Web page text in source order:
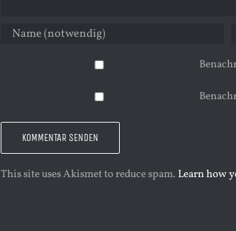
This site uses Akismet to reduce spam. Learn how